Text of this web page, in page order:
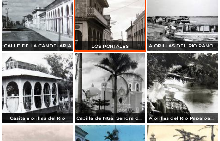
CALLE DE LA CANDELARIA LOS PORTALES A ORILLAS DEL RIO PANORAMA
Casita a orillas del Rio Capilla de Ntra. Senora de la Candelaria A orillas del Rio Papaloapan